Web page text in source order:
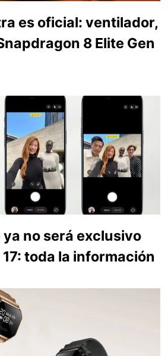
es oficial: ventilador,
8 Elite Gen
no será exclusivo
toda la información